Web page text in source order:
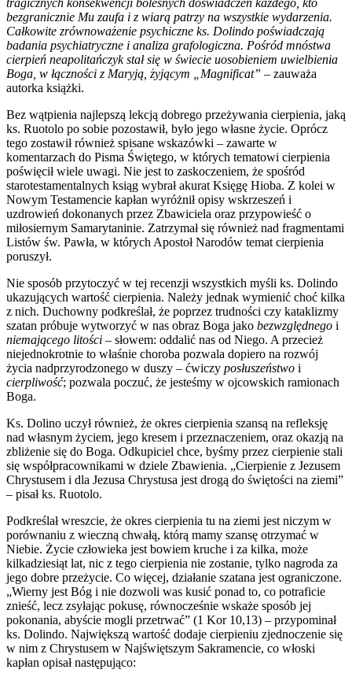
bezgranicznie Mu zaufa i z wiarą patrzy na wszystkie wydarzenia.
Całkowite zrównoważenie psychiczne ks. Dolindo poświadczają
badania psychiatryczne i analiza grafologiczna. Pośród mnóstwa
cierpień neapolitańczyk stał się w świecie uosobieniem uwielbienia
Boga, w łączności z Maryją, żyjącym „Magnificat” – zauważa
autorka książki.
Bez wątpienia najlepszą lekcją dobrego przeżywania cierpienia, jaką
ks. Ruotolo po sobie pozostawił, było jego własne życie. Oprócz
tego zostawił również spisane wskazówki – zawarte w
komentarzach do Pisma Świętego, w których tematowi cierpienia
poświęcił wiele uwagi. Nie jest to zaskoczeniem, że spośród
starotestamentalnych ksiąg wybrał akurat Księgę Hioba. Z kolei w
Nowym Testamencie kapłan wyróżnił opisy wskrzeszeń i
uzdrowień dokonanych przez Zbawiciela oraz przypowieść o
miłosiernym Samarytaninie. Zatrzymał się również nad fragmentami
Listów św. Pawła, w których Apostoł Narodów temat cierpienia
poruszył.
Nie sposób przytoczyć w tej recenzji wszystkich myśli ks. Dolindo
ukazujących wartość cierpienia. Należy jednak wymienić choć kilka
z nich. Duchowny podkreślał, że poprzez trudności czy kataklizmy
szatan próbuje wytworzyć w nas obraz Boga jako bezwzględnego i
niemającego litości – słowem: oddalić nas od Niego. A przecież
niejednokrotnie to właśnie choroba pozwala dopiero na rozwój
życia nadprzyrodzonego w duszy – ćwiczy posłuszeństwo i
cierpliwość; pozwala poczuć, że jesteśmy w ojcowskich ramionach
Boga.
Ks. Dolino uczył również, że okres cierpienia szansą na refleksję
nad własnym życiem, jego kresem i przeznaczeniem, oraz okazją na
zbliżenie się do Boga. Odkupiciel chce, byśmy przez cierpienie stali
się współpracownikami w dziele Zbawienia. „Cierpienie z Jezusem
Chrystusem i dla Jezusa Chrystusa jest drogą do świętości na ziemi”
– pisał ks. Ruotolo.
Podkreślał wreszcie, że okres cierpienia tu na ziemi jest niczym w
porównaniu z wieczną chwałą, którą mamy szansę otrzymać w
Niebie. Życie człowieka jest bowiem kruche i za kilka, może
kilkadziesiąt lat, nic z tego cierpienia nie zostanie, tylko nagroda za
jego dobre przeżycie. Co więcej, działanie szatana jest ograniczone.
„Wierny jest Bóg i nie dozwoli was kusić ponad to, co potraficie
znieść, lecz zsyłając pokusę, równocześnie wskaże sposób jej
pokonania, abyście mogli przetrwać” (1 Kor 10,13) – przypominał
ks. Dolindo. Największą wartość dodaje cierpieniu zjednoczenie się
w nim z Chrystusem w Najświętszym Sakramencie, co włoski
kapłan opisał następująco: